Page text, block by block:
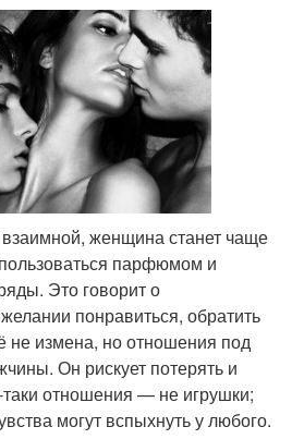
взаимной, женщина станет чаще
парфюмом и
Это говорит о
понравиться, обратить
измена, но отношения под
Он рискует потерять и
отношения — не игрушки;
могут вспыхнуть у любого.